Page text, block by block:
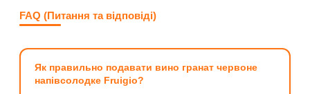
FAQ (Питання та відповіді)
Як правильно подавати вино гранат червоне
напівсолодке Fruigio?